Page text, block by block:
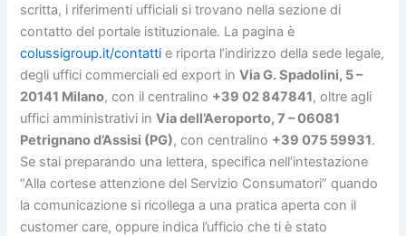
scritta, i riferimenti ufficiali si trovano nella sezione di
contatto del portale istituzionale. La pagina è
colussigroup.it/contatti e riporta l’indirizzo della sede legale,
degli uffici commerciali ed export inVia G. Spadolini, 5 –
20141 Milano, con il centralino +39 02 847841, oltre agli
uffici amministrativi inVia dell’Aeroporto, 7 – 06081
Petrignano d’Assisi (PG), con centralino +39 075 59931.
Se stai preparando una lettera, specifica nell’intestazione
“Alla cortese attenzione del Servizio Consumatori” quando
la comunicazione si ricollega a una pratica aperta con il
customer care, oppure indica l’ufficio che ti è stato